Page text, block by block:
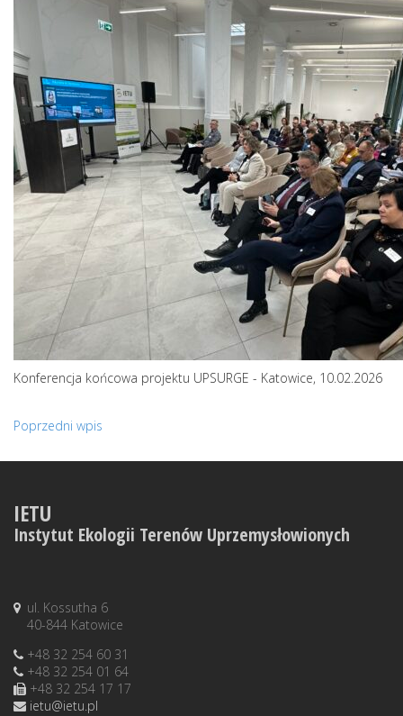
Konferencja końcowa projektu UPSURGE - Katowice, 10.02.2026
Poprzedni wpis
IETU
Instytut Ekologii Terenów Uprzemysłowionych
ul. Kossutha 6
40-844 Katowice
+48 32 254 60 31
+48 32 254 01 64
+48 32 254 17 17
ietu@ietu.pl